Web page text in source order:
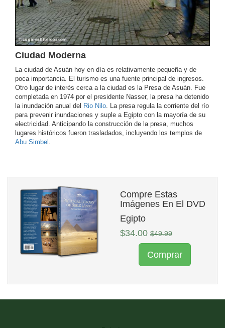
Ciudad Moderna
La ciudad de Asuán hoy en día es relativamente pequeña y de
poca importancia. El turismo es una fuente principal de ingresos.
Otro lugar de interés cerca a la ciudad es la Presa de Asuán. Fue
completada en 1974 por el presidente Nasser, la presa ha detenido
la inundación anual del Rio Nilo. La presa regula la corriente del río
para prevenir inundaciones y suple a Egipto con la mayoría de su
electricidad. Anticipando la construcción de la presa, muchos
lugares históricos fueron trasladados, incluyendo los templos de
Abu Simbel .
Compre Estas
Imágenes En El DVD
Egipto
$34.00 $49.99
Comprar